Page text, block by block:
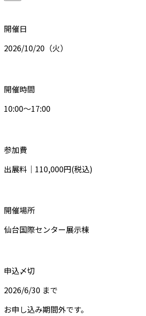
開催日
2026/10/20（火）
開催時間
10:00～17:00
参加費
出展料｜110,000円(税込)
開催場所
仙台国際センター展示棟
申込〆切
2026/6/30 まで
お申し込み期間外です。